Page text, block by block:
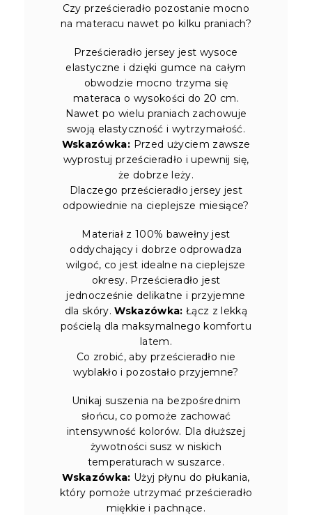
Czy prześcieradło pozostanie mocno
na materacu nawet po kilku praniach?
Prześcieradło jersey jest wysoce
elastyczne i dzięki gumce na całym
obwodzie mocno trzyma się
materaca o wysokości do 20 cm.
Nawet po wielu praniach zachowuje
swoją elastyczność i wytrzymałość.
Wskazówka: Przed użyciem zawsze
wyprostuj prześcieradło i upewnij się,
że dobrze leży.
Dlaczego prześcieradło jersey jest
odpowiednie na cieplejsze miesiące?
Materiał z 100% bawełny jest
oddychający i dobrze odprowadza
wilgoć, co jest idealne na cieplejsze
okresy. Prześcieradło jest
jednocześnie delikatne i przyjemne
dla skóry.Wskazówka: Łącz z lekką
pościelą dla maksymalnego komfortu
latem.
Co zrobić, aby prześcieradło nie
wyblakło i pozostało przyjemne?
Unikaj suszenia na bezpośrednim
słońcu, co pomoże zachować
intensywność kolorów. Dla dłuższej
żywotności susz w niskich
temperaturach w suszarce.
Wskazówka: Użyj płynu do płukania,
który pomoże utrzymać prześcieradło
miękkie i pachnące.